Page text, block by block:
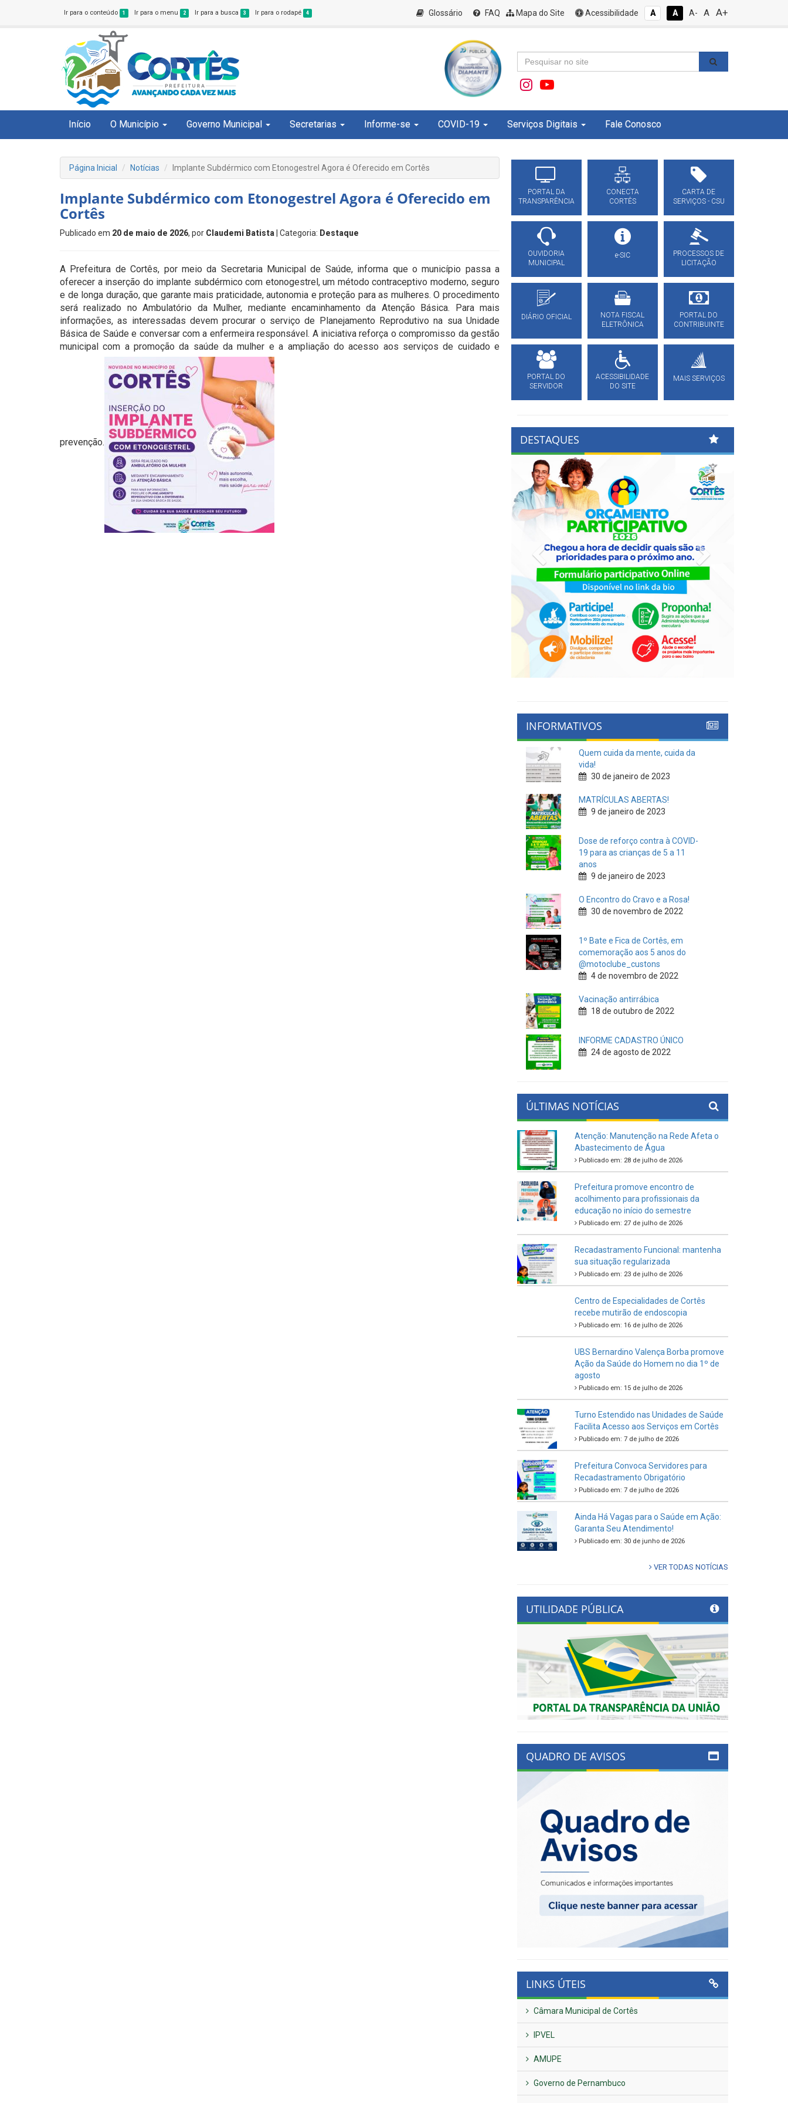
Ir para o conteúdo 1 Ir para o menu 2 Ir para a busca 3 Ir para o rodapé 4 Glossário FAQ Mapa do Site Acessibilidade A A A- A A+
Início O Município Governo Municipal Secretarias Informe-se COVID-19 Serviços Digitais Fale Conosco
Página Inicial Notícias Implante Subdérmico com Etonogestrel Agora é Oferecido em Cortês
Implante Subdérmico com Etonogestrel Agora é Oferecido em
Cortês
Publicado em 20 de maio de 2026, por Claudemi Batista | Categoria: Destaque
A Prefeitura de Cortês, por meio da Secretaria Municipal de Saúde, informa que o município passa a
oferecer a inserção do implante subdérmico com etonogestrel, um método contraceptivo moderno, seguro
e de longa duração, que garante mais praticidade, autonomia e proteção para as mulheres. O procedimento
será realizado no Ambulatório da Mulher, mediante encaminhamento da Atenção Básica. Para mais
informações, as interessadas devem procurar o serviço de Planejamento Reprodutivo na sua Unidade
Básica de Saúde e conversar com a enfermeira responsável. A iniciativa reforça o compromisso da gestão
municipal com a promoção da saúde da mulher e a ampliação do acesso aos serviços de cuidado e
prevenção.
PORTAL DA
TRANSPARÊNCIA
CONECTA
CORTÊS
CARTA DE
SERVIÇOS - CSU
OUVIDORIA
MUNICIPAL
e-SIC
PROCESSOS DE
LICITAÇÃO
DIÁRIO OFICIAL
NOTA FISCAL
ELETRÔNICA
PORTAL DO
CONTRIBUINTE
PORTAL DO
SERVIDOR
ACESSIBILIDADE
DO SITE
MAIS SERVIÇOS
DESTAQUES
Previous
INFORMATIVOS
Quem cuida da mente, cuida da
vida!
30 de janeiro de 2023
MATRÍCULAS ABERTAS!
9 de janeiro de 2023
Dose de reforço contra à COVID-
19 para as crianças de 5 a 11
anos
9 de janeiro de 2023
O Encontro do Cravo e a Rosa!
30 de novembro de 2022
1º Bate e Fica de Cortês, em
comemoração aos 5 anos do
@motoclube_custons
4 de novembro de 2022
Vacinação antirrábica
18 de outubro de 2022
INFORME CADASTRO ÚNICO
24 de agosto de 2022
ÚLTIMAS NOTÍCIAS
Atenção: Manutenção na Rede Afeta o
Abastecimento de Água
Publicado em: 28 de julho de 2026
Prefeitura promove encontro de
acolhimento para profissionais da
educação no início do semestre
Publicado em: 27 de julho de 2026
Recadastramento Funcional: mantenha
sua situação regularizada
Publicado em: 23 de julho de 2026
Centro de Especialidades de Cortês
recebe mutirão de endoscopia
Publicado em: 16 de julho de 2026
UBS Bernardino Valença Borba promove
Ação da Saúde do Homem no dia 1º de
agosto
Publicado em: 15 de julho de 2026
Turno Estendido nas Unidades de Saúde
Facilita Acesso aos Serviços em Cortês
Publicado em: 7 de julho de 2026
Prefeitura Convoca Servidores para
Recadastramento Obrigatório
Publicado em: 7 de julho de 2026
Ainda Há Vagas para o Saúde em Ação:
Garanta Seu Atendimento!
Publicado em: 30 de junho de 2026
VER TODAS NOTÍCIAS
UTILIDADE PÚBLICA
Previous Next
QUADRO DE AVISOS
LINKS ÚTEIS
Câmara Municipal de Cortês
IPVEL
AMUPE
Governo de Pernambuco